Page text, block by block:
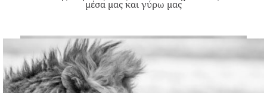
μέσα μας και γύρω μας